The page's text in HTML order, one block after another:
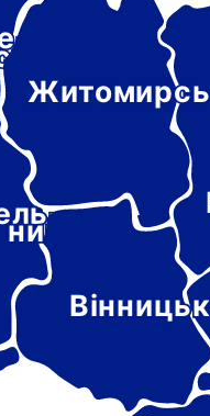
ницька